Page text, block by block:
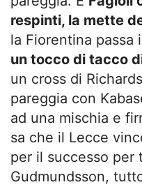
respinti, la mette
la Fiorentina passa
un tocco di tacco
un cross di
pareggia con
ad una mischia e
sa che il Lecce
per il successo per
Gudmundsson,